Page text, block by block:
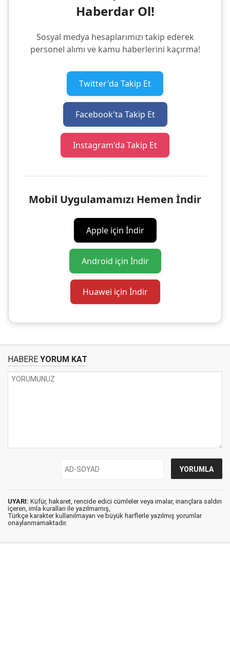
Haberdar Ol!
Sosyal medya hesaplarımızı takip ederek
personel alımı ve kamu haberlerini kaçırma!
Twitter'da Takip Et
Facebook'ta Takip Et
Instagram'da Takip Et
Mobil Uygulamamızı Hemen İndir
Apple için İndir
Android için İndir
Huawei için İndir
HABERE YORUM KAT
UYARI: Küfür, hakaret, rencide edici cümleler veya imalar, inançlara saldırı
içeren, imla kuralları ile yazılmamış,
Türkçe karakter kullanılmayan ve büyük harflerle yazılmış yorumlar
onaylanmamaktadır.